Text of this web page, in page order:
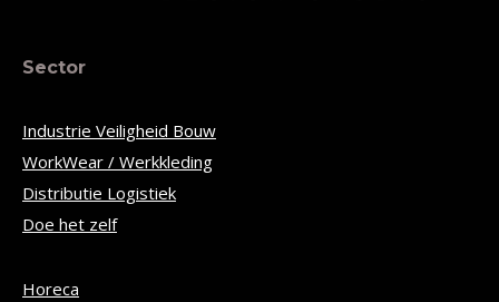
Sector
Industrie Veiligheid Bouw
WorkWear / Werkkleding
Distributie Logistiek
Doe het zelf
Horeca